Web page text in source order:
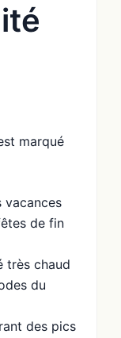
marqué
vacances
de fin
très chaud
du
des pics